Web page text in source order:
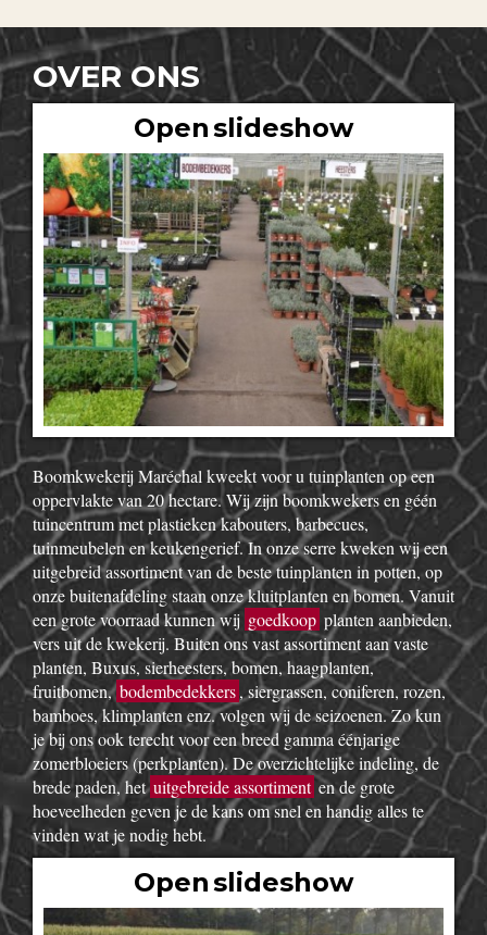
OVER ONS
Open slideshow
Boomkwekerij Maréchal kweekt voor u tuinplanten op een
oppervlakte van 20 hectare. Wij zijn boomkwekers en géén
tuincentrum met plastieken kabouters, barbecues,
tuinmeubelen en keukengerief. In onze serre kweken wij een
uitgebreid assortiment van de beste tuinplanten in potten, op
onze buitenafdeling staan onze kluitplanten en bomen. Vanuit
een grote voorraad kunnen wij goedkoop planten aanbieden,
vers uit de kwekerij. Buiten ons vast assortiment aan vaste
planten, Buxus, sierheesters, bomen, haagplanten,
fruitbomen,bodembedekkers, siergrassen, coniferen, rozen,
bamboes, klimplanten enz. volgen wij de seizoenen. Zo kun
je bij ons ook terecht voor een breed gamma éénjarige
zomerbloeiers (perkplanten). De overzichtelijke indeling, de
brede paden, hetuitgebreide assortiment en de grote
hoeveelheden geven je de kans om snel en handig alles te
vinden wat je nodig hebt.
Open slideshow